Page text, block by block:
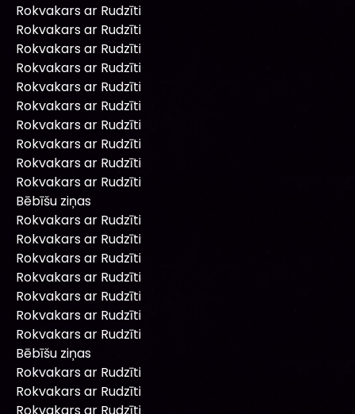
Rokvakars ar Rudzīti
Rokvakars ar Rudzīti
Rokvakars ar Rudzīti
Rokvakars ar Rudzīti
Rokvakars ar Rudzīti
Rokvakars ar Rudzīti
Rokvakars ar Rudzīti
Rokvakars ar Rudzīti
Rokvakars ar Rudzīti
Rokvakars ar Rudzīti
Bēbīšu ziņas
Rokvakars ar Rudzīti
Rokvakars ar Rudzīti
Rokvakars ar Rudzīti
Rokvakars ar Rudzīti
Rokvakars ar Rudzīti
Rokvakars ar Rudzīti
Rokvakars ar Rudzīti
Bēbīšu ziņas
Rokvakars ar Rudzīti
Rokvakars ar Rudzīti
Rokvakars ar Rudzīti